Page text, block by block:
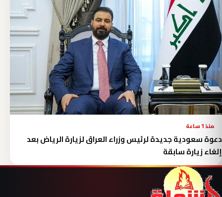
منذ 1 ساعة
دعوة سعودية جديدة لرئيس وزراء العراق لزيارة الرياض بعد
إلغاء زيارة سابقة